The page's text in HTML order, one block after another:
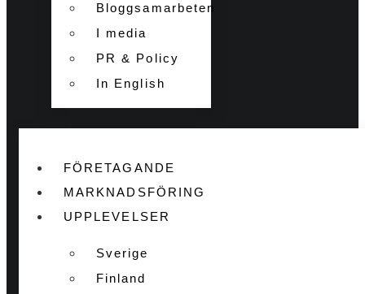
Bloggsamarbeten
I media
PR & Policy
In English
FÖRETAGANDE
MARKNADSFÖRING
UPPLEVELSER
Sverige
Finland